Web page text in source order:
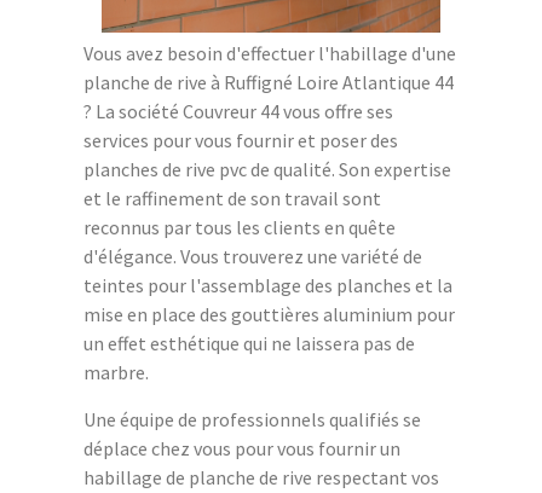
Vous avez besoin d'effectuer l'habillage d'une
planche de rive à Ruffigné Loire Atlantique 44
? La société Couvreur 44 vous offre ses
services pour vous fournir et poser des
planches de rive pvc de qualité. Son expertise
et le raffinement de son travail sont
reconnus par tous les clients en quête
d'élégance. Vous trouverez une variété de
teintes pour l'assemblage des planches et la
mise en place des gouttières aluminium pour
un effet esthétique qui ne laissera pas de
marbre.
Une équipe de professionnels qualifiés se
déplace chez vous pour vous fournir un
habillage de planche de rive respectant vos